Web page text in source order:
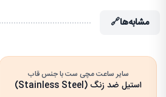
مشابه‌ها🔗
سایر ساعت مچی ست با جنس قاب
استیل ضد زنگ (Stainless Steel)